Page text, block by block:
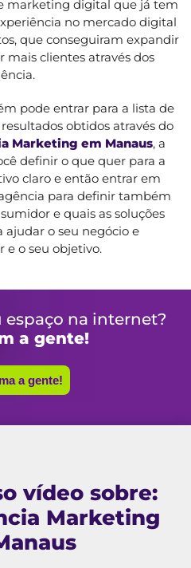
marketing digital que já tem
no mercado digital
que conseguiram expandir
mais clientes através dos
pode entrar para a lista de
obtidos através do
Marketing em Manaus, a
definir o que quer para a
claro e então entrar em
para definir também
e quais as soluções
ajudar o seu negócio e
e o seu objetivo.
espaço na internet?
a gente!
a gente!
vídeo sobre:
Marketing